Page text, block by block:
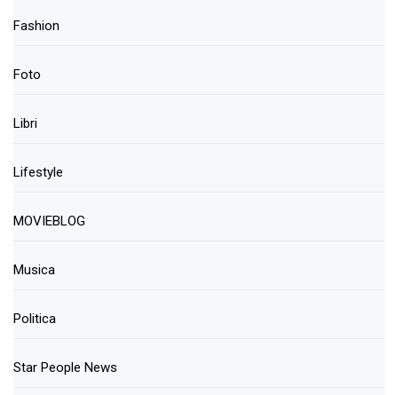
Fashion
Foto
Libri
Lifestyle
MOVIEBLOG
Musica
Politica
Star People News